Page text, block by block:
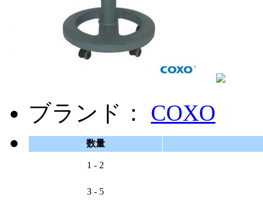
ブランド： COXO
数量
1 - 2
3 - 5